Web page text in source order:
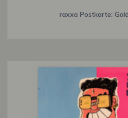
raxxa Postkarte: